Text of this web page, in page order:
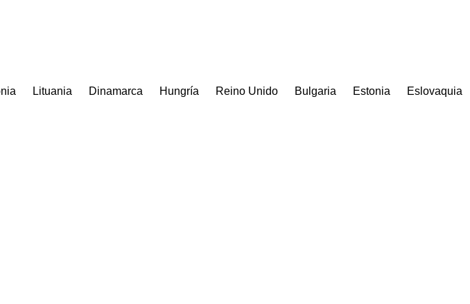
Lituania Dinamarca Hungría Reino Unido Bulgaria Estonia
Eslovaquia